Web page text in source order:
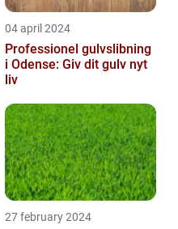
04 april 2024
Professionel gulvslibning
i Odense: Giv dit gulv nyt
liv
27 february 2024